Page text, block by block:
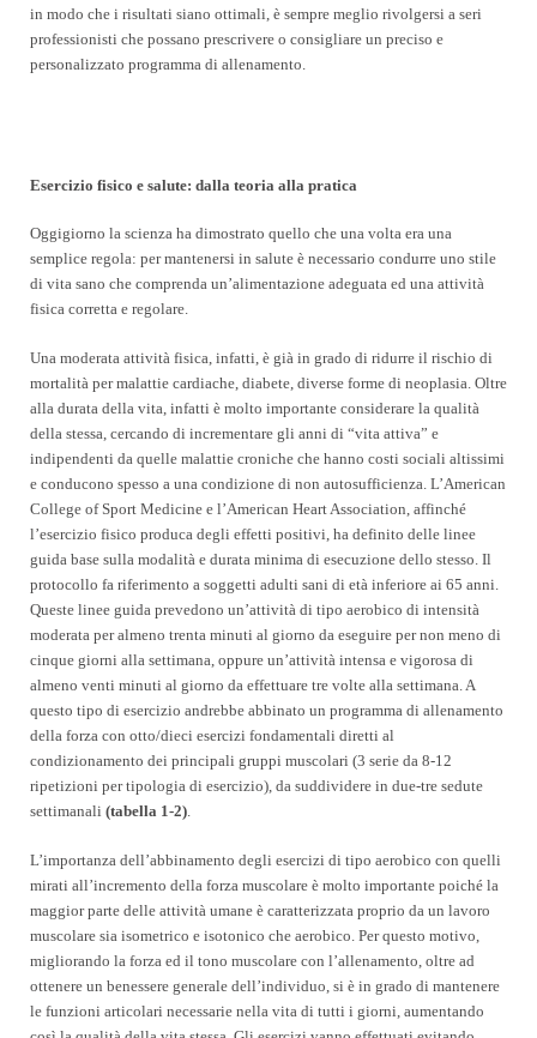
in modo che i risultati siano ottimali, è sempre meglio rivolgersi a seri
professionisti che possano prescrivere o consigliare un preciso e
personalizzato programma di allenamento.
Esercizio fisico e salute: dalla teoria alla pratica
Oggigiorno la scienza ha dimostrato quello che una volta era una
semplice regola: per mantenersi in salute è necessario condurre uno stile
di vita sano che comprenda un’alimentazione adeguata ed una attività
fisica corretta e regolare.
Una moderata attività fisica, infatti, è già in grado di ridurre il rischio di
mortalità per malattie cardiache, diabete, diverse forme di neoplasia. Oltre
alla durata della vita, infatti è molto importante considerare la qualità
della stessa, cercando di incrementare gli anni di “vita attiva” e
indipendenti da quelle malattie croniche che hanno costi sociali altissimi
e conducono spesso a una condizione di non autosufficienza. L’American
College of Sport Medicine e l’American Heart Association, affinché
l’esercizio fisico produca degli effetti positivi, ha definito delle linee
guida base sulla modalità e durata minima di esecuzione dello stesso. Il
protocollo fa riferimento a soggetti adulti sani di età inferiore ai 65 anni.
Queste linee guida prevedono un’attività di tipo aerobico di intensità
moderata per almeno trenta minuti al giorno da eseguire per non meno di
cinque giorni alla settimana, oppure un’attività intensa e vigorosa di
almeno venti minuti al giorno da effettuare tre volte alla settimana. A
questo tipo di esercizio andrebbe abbinato un programma di allenamento
della forza con otto/dieci esercizi fondamentali diretti al
condizionamento dei principali gruppi muscolari (3 serie da 8-12
ripetizioni per tipologia di esercizio), da suddividere in due-tre sedute
settimanali (tabella 1-2).
L’importanza dell’abbinamento degli esercizi di tipo aerobico con quelli
mirati all’incremento della forza muscolare è molto importante poiché la
maggior parte delle attività umane è caratterizzata proprio da un lavoro
muscolare sia isometrico e isotonico che aerobico. Per questo motivo,
migliorando la forza ed il tono muscolare con l’allenamento, oltre ad
ottenere un benessere generale dell’individuo, si è in grado di mantenere
le funzioni articolari necessarie nella vita di tutti i giorni, aumentando